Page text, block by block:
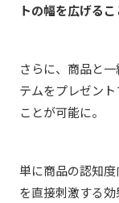
トの幅を広げる
さらに、商品と
テムをプレゼン
ことが可能に。
単に商品の認知
を直接刺激する効